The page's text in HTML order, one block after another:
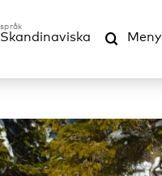
Skandinaviska Meny